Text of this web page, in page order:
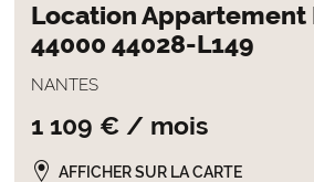
Location Appartement
44000 44028-L149
NANTES
1 109 € / mois
AFFICHER SUR LA CARTE